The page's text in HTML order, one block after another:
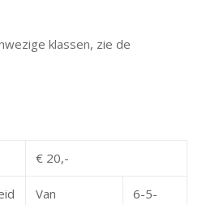
klassen, zie de
€ 20,-
Van
6-5-